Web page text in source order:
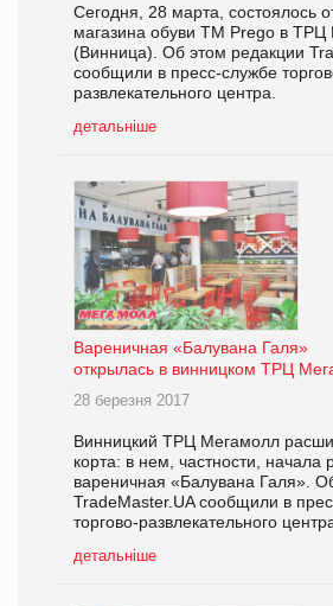
Сегодня, 28 марта, состоялось
магазина обуви ТМ Prego в ТРЦ
(Винница). Об этом редакции
сообщили в пресс-службе
развлекательного центра.
детальніше
Вареничная «Балувана Галя»
открылась в винницком ТРЦ
28 березня 2017
Винницкий ТРЦ Мегамолл
корта: в нем, частности, начала
вареничная «Балувана Галя».
TradeMaster.UA сообщили в
торгово-развлекательного
детальніше